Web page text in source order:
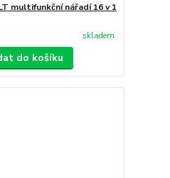
multifunkční nářadí 16 v 1
skladem
do košíku